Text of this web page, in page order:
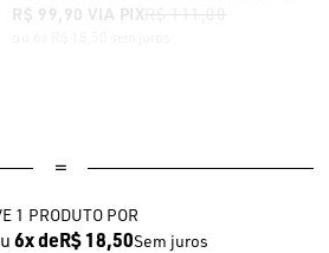
R$ 99,90 VIA PIXR$ 111,00
1 PRODUTO
6x R$ 18,50Sem juros